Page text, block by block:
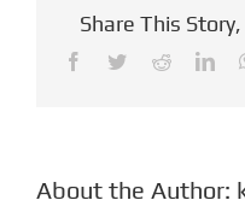
Share This
Facebook
TwitterReddit
About the Author: